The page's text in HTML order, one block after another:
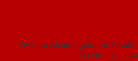
Để có cơ hội được giảm trừ lên đến
khi đặt mua hàng.